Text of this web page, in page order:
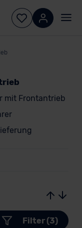
mit Frontantrieb
Filter (3)